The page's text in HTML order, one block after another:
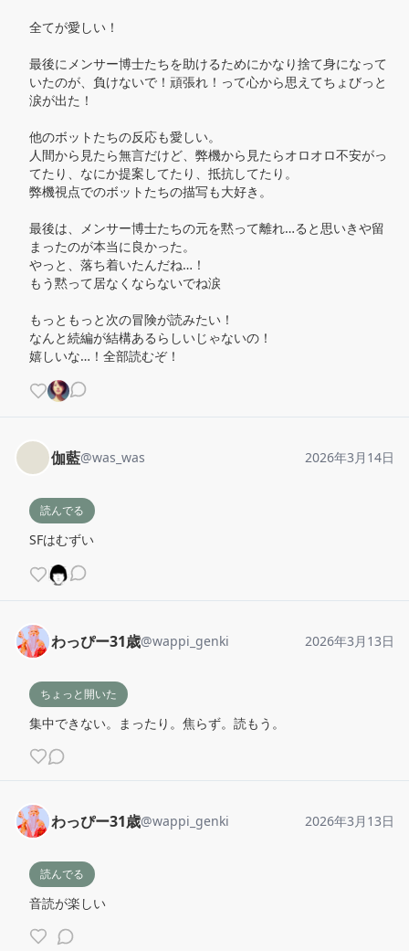
全てが愛しい！
最後にメンサー博士たちを助けるためにかなり捨て身になって
いたのが、負けないで！頑張れ！って心から思えてちょびっと
涙が出た！
他のボットたちの反応も愛しい。
人間から見たら無言だけど、弊機から見たらオロオロ不安がっ
てたり、なにか提案してたり、抵抗してたり。
弊機視点でのボットたちの描写も大好き。
最後は、メンサー博士たちの元を黙って離れ…ると思いきや留
まったのが本当に良かった。
やっと、落ち着いたんだね…！
もう黙って居なくならないでね涙
もっともっと次の冒険が読みたい！
なんと続編が結構あるらしいじゃないの！
嬉しいな…！全部読むぞ！
伽藍@was_was 2026年3月14日
読んでる
SFはむずい
わっぴー31歳@wappi_genki 2026年3月13日
ちょっと開いた
集中できない。まったり。焦らず。読もう。
わっぴー31歳@wappi_genki 2026年3月13日
読んでる
音読が楽しい